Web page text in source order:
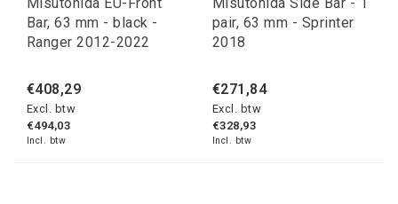
Bar, 63 mm - black -
Ranger 2012-2022
€408,29
Excl. btw
€494,03
Incl. btw
pair, 63 mm - Sprinter
2018
€271,84
Excl. btw
€328,93
Incl. btw